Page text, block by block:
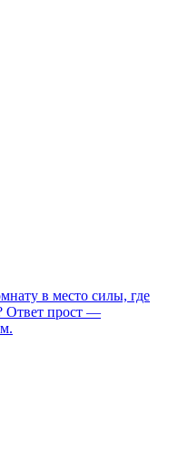
в место силы, где
Ответ прост —